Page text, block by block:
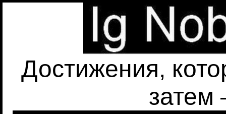
Достижения,
затем